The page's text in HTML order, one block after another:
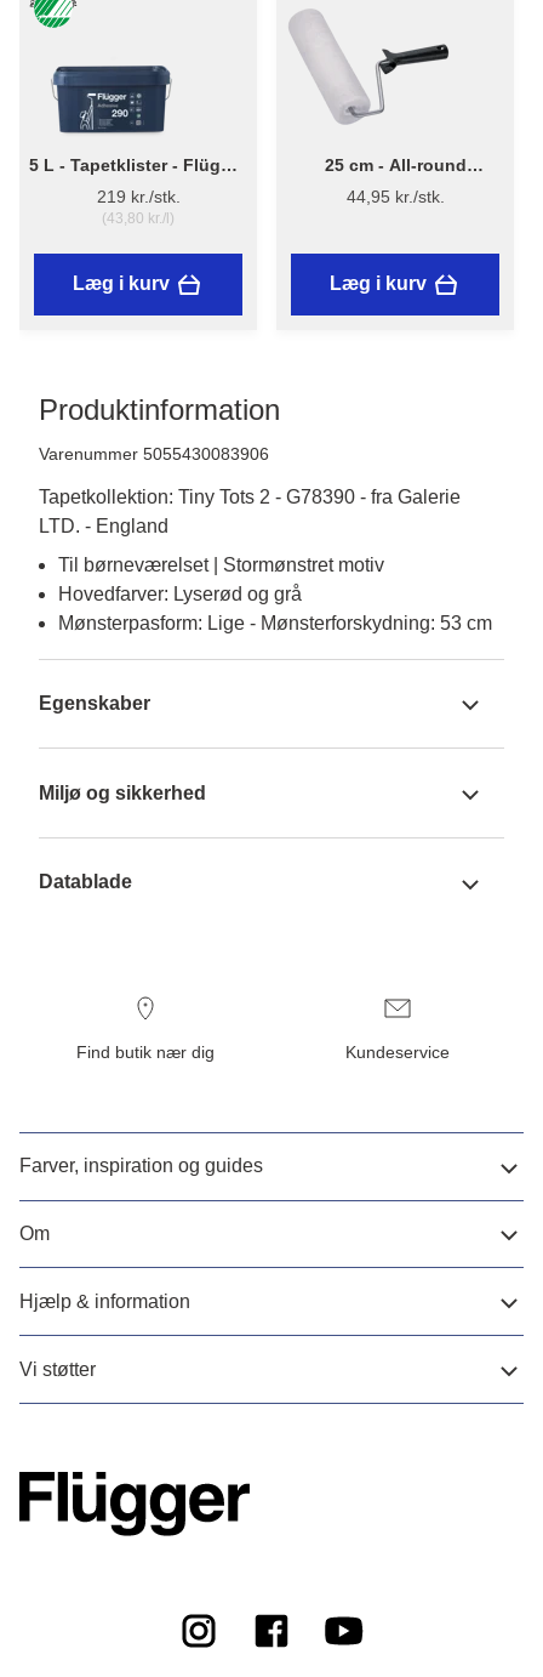
5 L - Tapetklister - Flügger
Adhesive 290
219 kr./stk.
(43,80 kr./l)
Læg i kurv
25 cm - All-round
Malerrulle m/skaft
44,95 kr./stk.
Læg i kurv
Produktinformation
Varenummer 5055430083906
Tapetkollektion: Tiny Tots 2 - G78390 - fra Galerie
LTD. - England
Til børneværelset | Stormønstret motiv
Hovedfarver: Lyserød og grå
Mønsterpasform: Lige - Mønsterforskydning: 53 cm
Egenskaber
Miljø og sikkerhed
Datablade
Find butik nær dig Kundeservice
Farver, inspiration og guides
Om
Hjælp & information
Vi støtter